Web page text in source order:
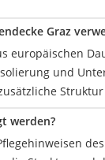
Graz
europäischen
und
Struktur
werden?